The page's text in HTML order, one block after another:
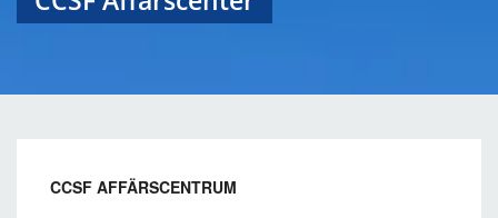
CCSF AFFÄRSCENTRUM